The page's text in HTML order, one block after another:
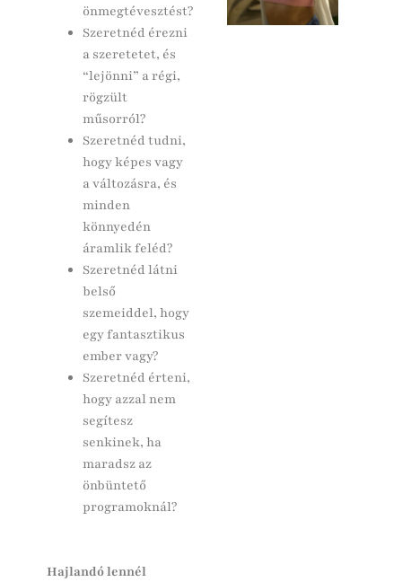
önmegtévesztést?
Szeretnéd érezni
a szeretetet, és
“lejönni” a régi,
rögzült
műsorról?
Szeretnéd tudni,
hogy képes vagy
a változásra, és
minden
könnyedén
áramlik feléd?
Szeretnéd látni
belső
szemeiddel, hogy
egy fantasztikus
ember vagy?
Szeretnéd érteni,
hogy azzal nem
segítesz
senkinek, ha
maradsz az
önbüntető
programoknál?
Hajlandó lennél